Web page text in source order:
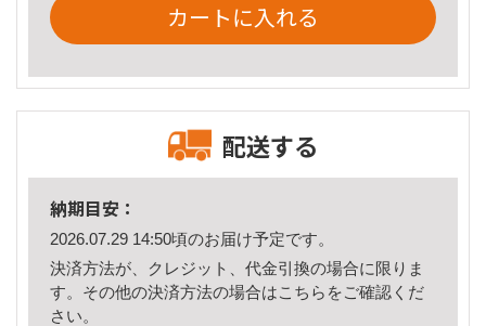
カートに入れる
配送する
納期目安：
2026.07.29 14:50頃のお届け予定です。
決済方法が、クレジット、代金引換の場合に限りま
す。その他の決済方法の場合はこちら をご確認くだ
さい。